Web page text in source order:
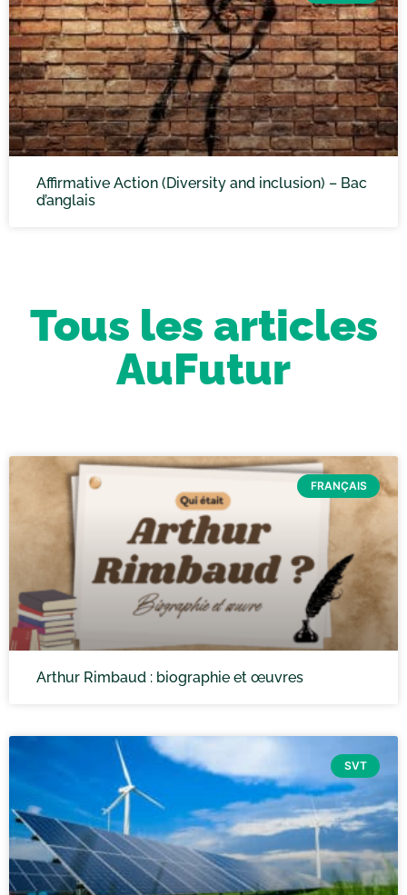
Affirmative Action (Diversity and inclusion) – Bac
d’anglais
Tous les articles
AuFutur
FRANÇAIS
Arthur Rimbaud : biographie et œuvres
SVT